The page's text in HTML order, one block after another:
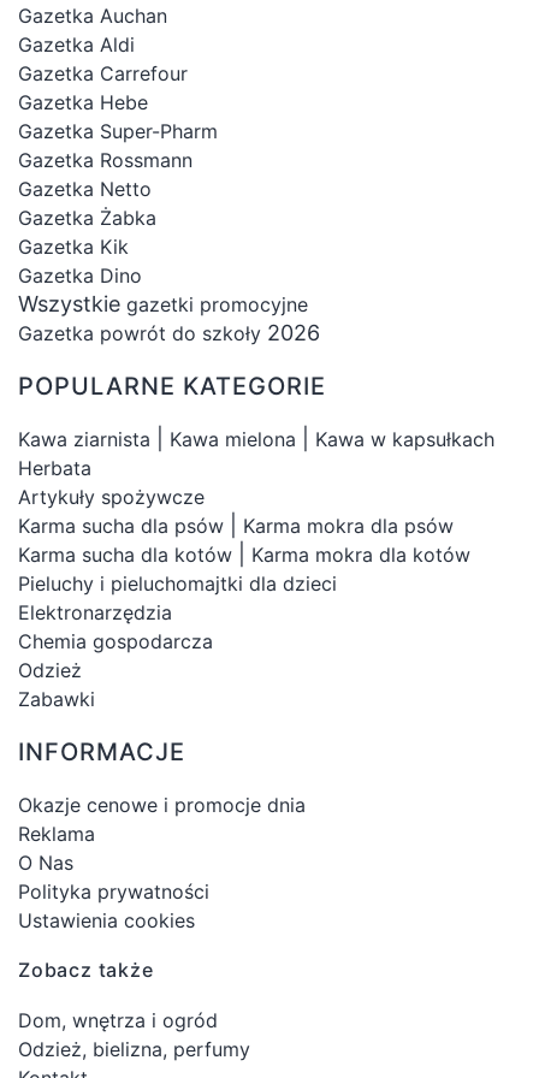
Gazetka Auchan
Gazetka Aldi
Gazetka Carrefour
Gazetka Hebe
Gazetka Super-Pharm
Gazetka Rossmann
Gazetka Netto
Gazetka Żabka
Gazetka Kik
Gazetka Dino
Wszystkie gazetki promocyjne
Gazetka powrót do szkoły 2026
POPULARNE KATEGORIE
Kawa ziarnista Kawa mielona
Kawa w kapsułkach
Herbata
Artykuły spożywcze
Karma sucha dla psów
Karma mokra dla psów
Karma sucha dla kotów
Karma mokra dla kotów
Pieluchy i pieluchomajtki dla dzieci
Elektronarzędzia
Chemia gospodarcza
Odzież
Zabawki
INFORMACJE
Okazje cenowe i promocje dnia
Reklama
O Nas
Polityka prywatności
Ustawienia cookies
Zobacz także
Dom, wnętrza i ogród
Odzież, bielizna, perfumy